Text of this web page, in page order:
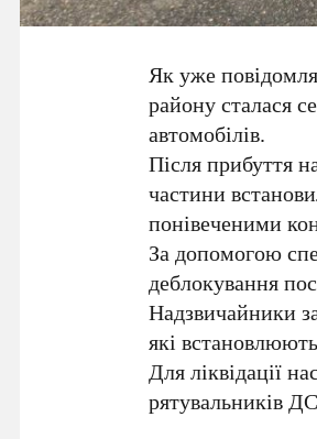
Як уже
району сталася
автомобілів.
Після прибуття
частини
понівеченими
За допомогою
деблокування
Надзвичайники
які
Для ліквідації
рятувальників